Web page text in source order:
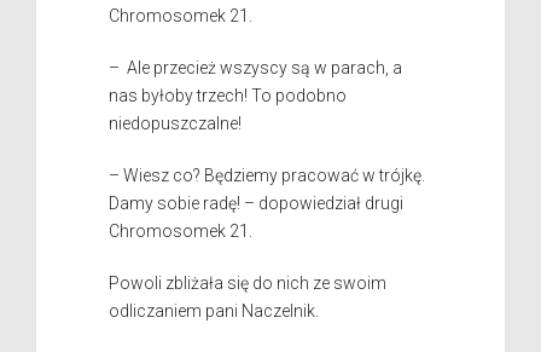
Chromosomek 21.
– Ale przecież wszyscy są w parach, a
nas byłoby trzech! To podobno
niedopuszczalne!
– Wiesz co? Będziemy pracować w trójkę.
Damy sobie radę! – dopowiedział drugi
Chromosomek 21.
Powoli zbliżała się do nich ze swoim
odliczaniem pani Naczelnik.